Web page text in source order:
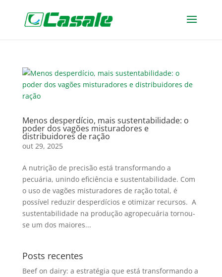
Menos desperdício, mais sustentabilidade: o
poder dos vagões misturadores e
distribuidores de ração
out 29, 2025
A nutrição de precisão está transformando a
pecuária, unindo eficiência e sustentabilidade. Com
o uso de vagões misturadores de ração total, é
possível reduzir desperdícios e otimizar recursos. A
sustentabilidade na produção agropecuária tornou-
se um dos maiores...
Posts recentes
Beef on dairy: a estratégia que está transformando a